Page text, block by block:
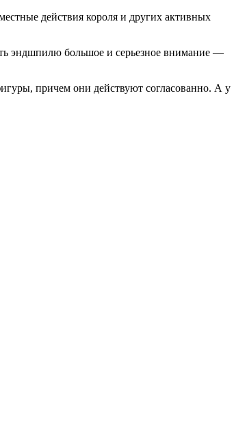
действия короля и других активных
эндшпилю большое и серьезное внимание —
причем они действуют согласованно. А у